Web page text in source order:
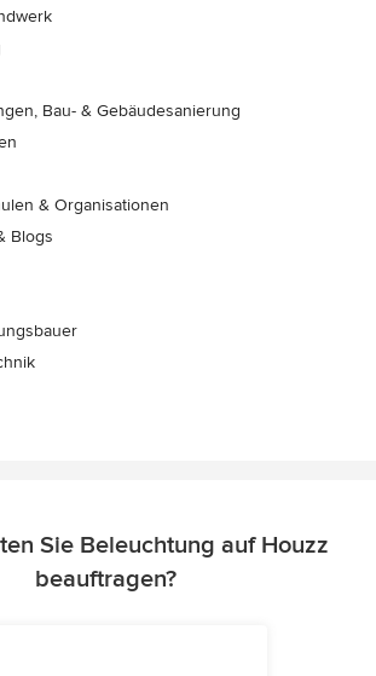
Bau- & Gebäudesanierung
& Organisationen
Blogs
Sie Beleuchtung auf Houzz
beauftragen?